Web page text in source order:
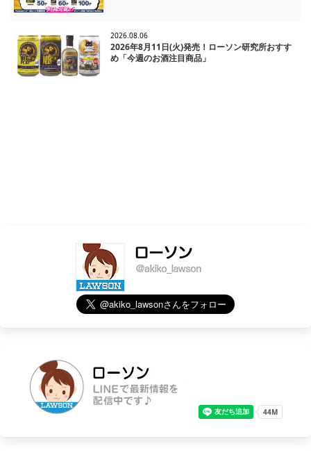
2026.08.06
2026年8月11日(火)発売！ローソン研究所おすす
め「今週のお酒注目商品」